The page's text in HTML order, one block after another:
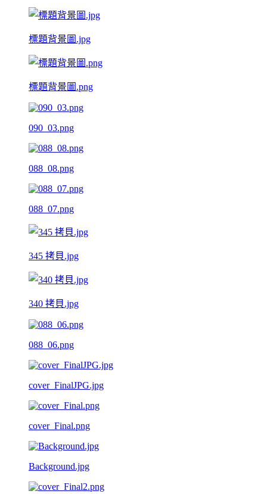
標題背景圖.jpg
標題背景圖.png
090_03.png
088_08.png
088_07.png
345 拷貝.jpg
340 拷貝.jpg
088_06.png
cover_FinalJPG.jpg
cover_Final.png
Background.jpg